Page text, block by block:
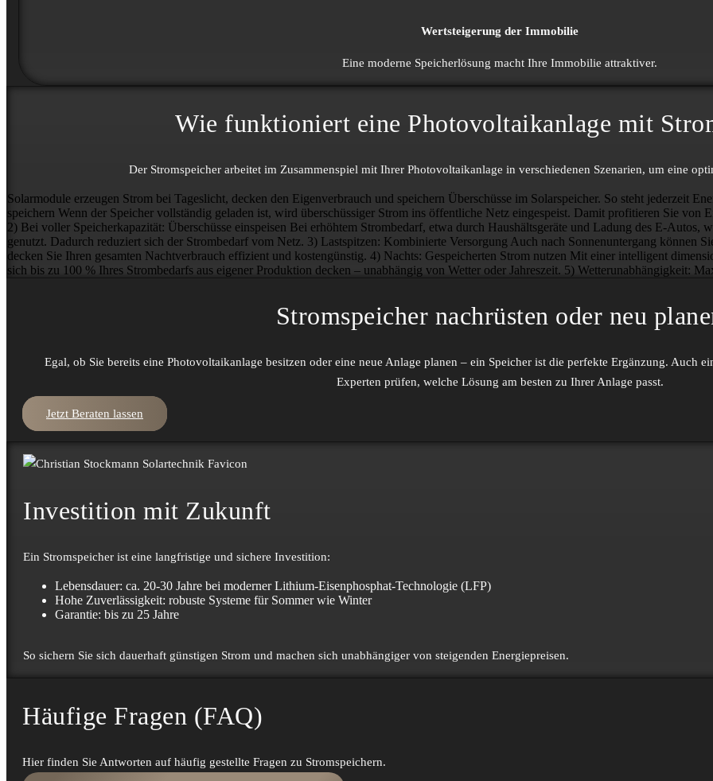
Wert­steigerung der Immo­bilie
Eine moderne Speicherlösung macht Ihre Immobilie attraktiver.
Wie funktioniert eine Photo­­voltaik­­anlage mit
Der Strom­speicher arbeitet im Zusammen­spiel mit Ihrer Photo­­voltaik­­anlage in verschiedenen Szenarien, um eine
Solarmodule erzeugen Strom bei Tageslicht, decken den Eigenverbrauch und speichern Überschüsse im Solarspeicher. So steht jederzeit
speichern Wenn der Speicher vollständig geladen ist, wird überschüssiger Strom ins öffentliche Netz eingespeist. Damit profitieren Sie von
2) Bei voller Speicherkapazität: Überschüsse einspeisen Bei erhöhtem Strombedarf, etwa durch Haushältsgeräte und Ladung des E-Autos,
genutzt. Dadurch reduziert sich der Strombedarf vom Netz. 3) Lastspitzen: Kombinierte Versorgung Auch nach Sonnenuntergang können
decken Sie Ihren gesamten Nachtverbrauch effizient und kostengünstig. 4) Nachts: Gespeicherten Strom nutzen Mit einer intelligent
sich bis zu 100 % Ihres Strombedarfs aus eigener Produktion decken – unabhängig von Wetter oder Jahreszeit. 5) Wetterunabhängigkeit:
Strom­speicher nachrüsten oder neu
Egal, ob Sie bereits eine Photo­voltaik­anlage besitzen oder eine neue Anlage planen – ein Speicher ist die perfekte Ergänzung. Auch
Experten prüfen, welche Lösung am besten zu Ihrer Anlage passt.
Jetzt Beraten lassen
Investition mit Zukunft
Ein Strom­speicher ist eine lang­fristige und sichere Investition:
Lebens­dauer: ca. 20-30 Jahre bei moderner Lithium-Eisenphosphat-Technologie (LFP)
Hohe Zuverlässigkeit: robuste Systeme für Sommer wie Winter
Garantie: bis zu 25 Jahre
So sichern Sie sich dauer­haft günstigen Strom und machen sich unabhängiger von steigenden Energie­preisen.
Häufige Fragen (FAQ)
Hier finden Sie Antworten auf häufig gestellte Fragen zu Stromspeichern.